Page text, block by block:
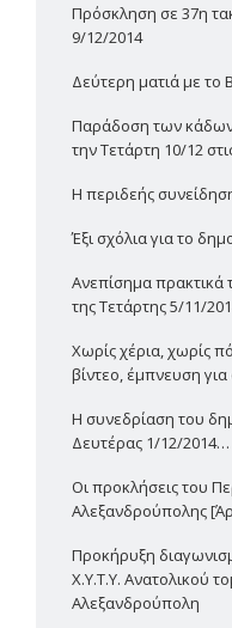
Πρόσκληση σε 37η
9/12/2014
Δεύτερη ματιά με το
Παράδοση των κάδων
την Τετάρτη 10/12
H περιδεής
Έξι σχόλια για το
Ανεπίσημα πρακτικά
της Τετάρτης 5/11/
Χωρίς χέρια, χωρίς
βίντεο, έμπνευση
Η συνεδρίαση του
Δευτέρας 1/12/2014…
Οι προκλήσεις του
Αλεξανδρούπολης
Προκήρυξη
Χ.Υ.Τ.Υ. Ανατολικού
Αλεξανδρούπολη